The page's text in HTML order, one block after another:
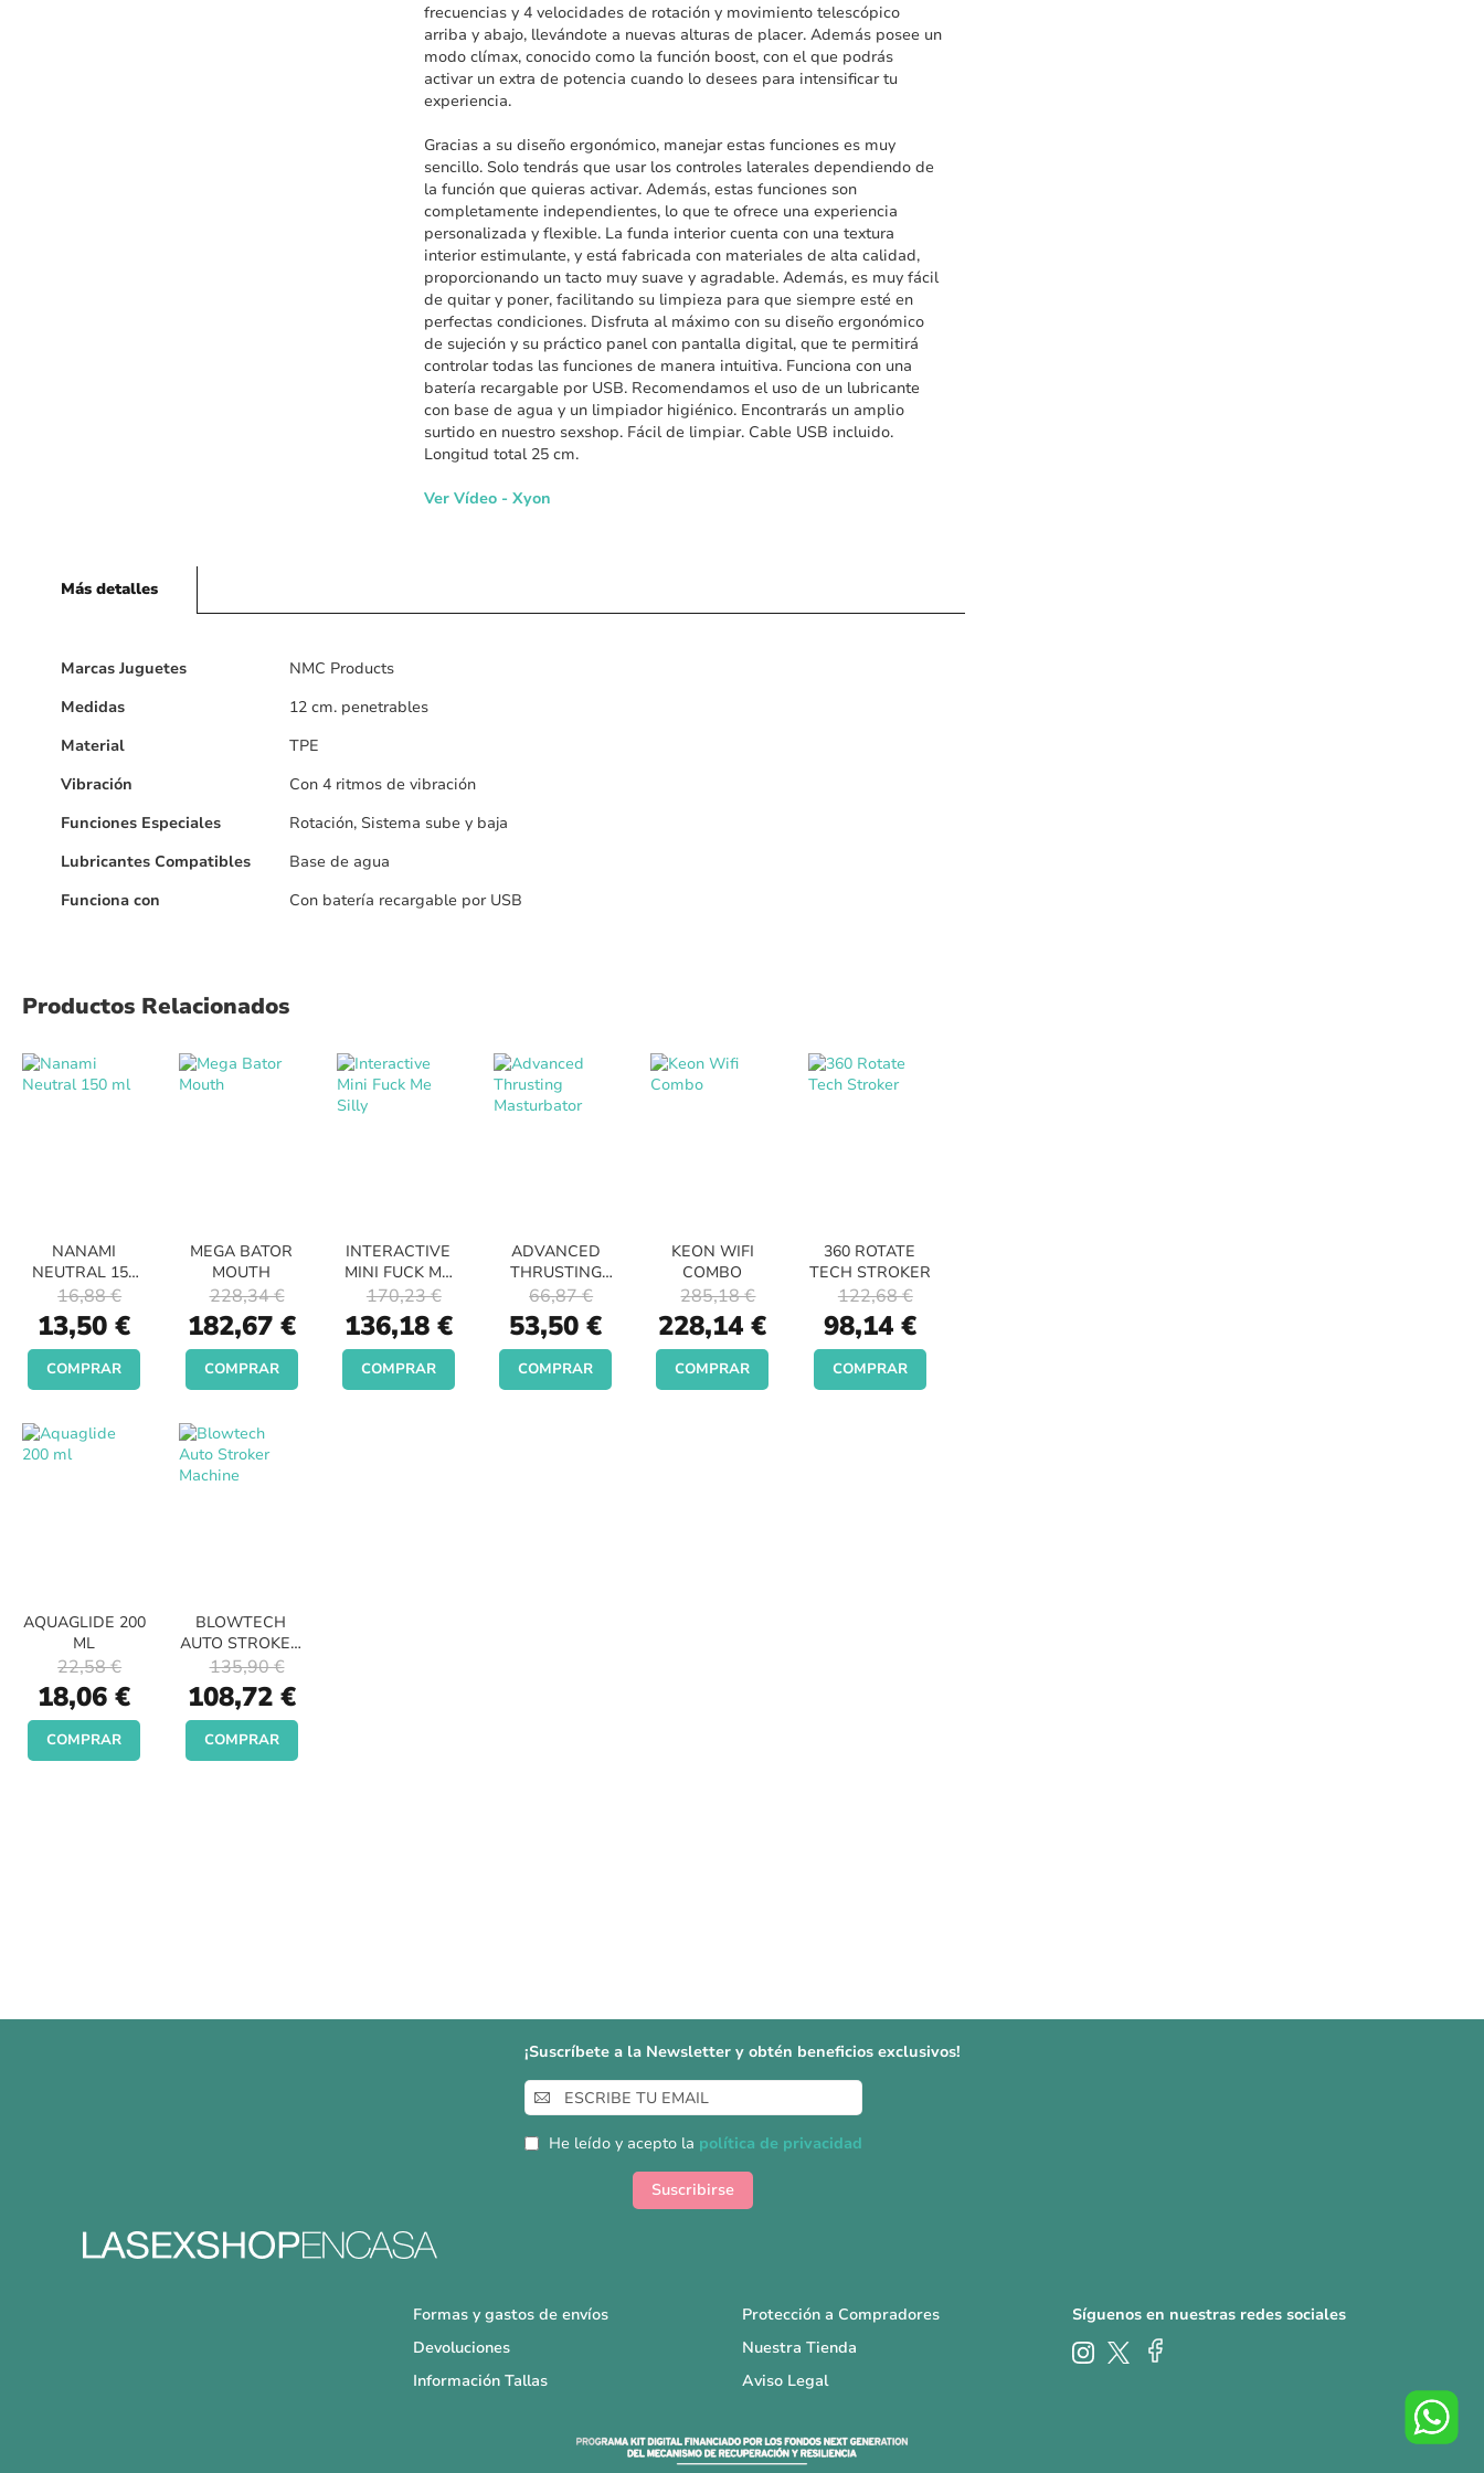
frecuencias y 4 velocidades de rotación y movimiento telescópico
arriba y abajo, llevándote a nuevas alturas de placer. Además posee un
modo clímax, conocido como la función boost, con el que podrás
activar un extra de potencia cuando lo desees para intensificar tu
experiencia.
Gracias a su diseño ergonómico, manejar estas funciones es muy
sencillo. Solo tendrás que usar los controles laterales dependiendo de
la función que quieras activar. Además, estas funciones son
completamente independientes, lo que te ofrece una experiencia
personalizada y flexible. La funda interior cuenta con una textura
interior estimulante, y está fabricada con materiales de alta calidad,
proporcionando un tacto muy suave y agradable. Además, es muy fácil
de quitar y poner, facilitando su limpieza para que siempre esté en
perfectas condiciones. Disfruta al máximo con su diseño ergonómico
de sujeción y su práctico panel con pantalla digital, que te permitirá
controlar todas las funciones de manera intuitiva. Funciona con una
batería recargable por USB. Recomendamos el uso de un lubricante
con base de agua y un limpiador higiénico. Encontrarás un amplio
surtido en nuestro sexshop. Fácil de limpiar. Cable USB incluido.
Longitud total 25 cm.
Ver Vídeo - Xyon
Más detalles
Más
Marcas Juguetes
NMC Products
Medidas
12 cm. penetrables
Material
TPE
Vibración
Con 4 ritmos de vibración
Funciones Especiales
Rotación, Sistema sube y baja
Lubricantes Compatibles
Base de agua
Funciona con
Con batería recargable por USB
Productos Relacionados
NANAMI
NEUTRAL 150
ML
Special
Price
13,50 €
16,88 €
COMPRAR
MEGA BATOR
MOUTH
Special
Price
182,67 €
228,34 €
COMPRAR
INTERACTIVE
MINI FUCK ME
SILLY
Special
Price
136,18 €
170,23 €
COMPRAR
ADVANCED
THRUSTING
MASTURBATOR
Special
Price
53,50 €
66,87 €
COMPRAR
KEON WIFI
COMBO
Special
Price
228,14 €
285,18 €
COMPRAR
360 ROTATE
TECH STROKER
Special
Price
98,14 €
122,68 €
COMPRAR
AQUAGLIDE 200
ML
Special
Price
18,06 €
22,58 €
COMPRAR
BLOWTECH
AUTO STROKER
MACHINE
Special
Price
108,72 €
135,90 €
COMPRAR
¡Suscríbete a la Newsletter y obtén beneficios exclusivos!
Inscríbase
a
nuestro
boletín
He leído y acepto la política de privacidad
Suscribirse
Formas y gastos de envíos
Devoluciones
Información Tallas
Protección a Compradores
Nuestra Tienda
Aviso Legal
Síguenos en nuestras redes sociales